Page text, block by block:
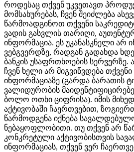
როდესაც თქვენ უკვეთავთ
მომსახურებას, ჩვენ შეიძლება
წარმოადგინოთ თქვენი
ვადის გასვლის თარიღი,
ინფორმაცია. ეს უკანასკნელი არ
ვებგვერდზე, რადგან გადახდა
ბანკის უსაფრთხოების სერვერზე.
ჩვენ ხელი არ მიგვიწვდება
ინფორმაციაზე (გარდა ბარათის
ვალიდურობის
ბოლო ოთხი ციფრისა). იმის
აქტივობაში ჩაერთვებით,
წარმოდგენა იქნება
ნებაყოფლობითი. თუ თქვენ არ
კონკრეტული აქტივობისთვის
ინფორმაციას, თქვენ ვერ